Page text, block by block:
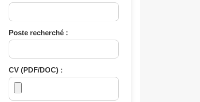
Poste recherché :
CV (PDF/DOC) :